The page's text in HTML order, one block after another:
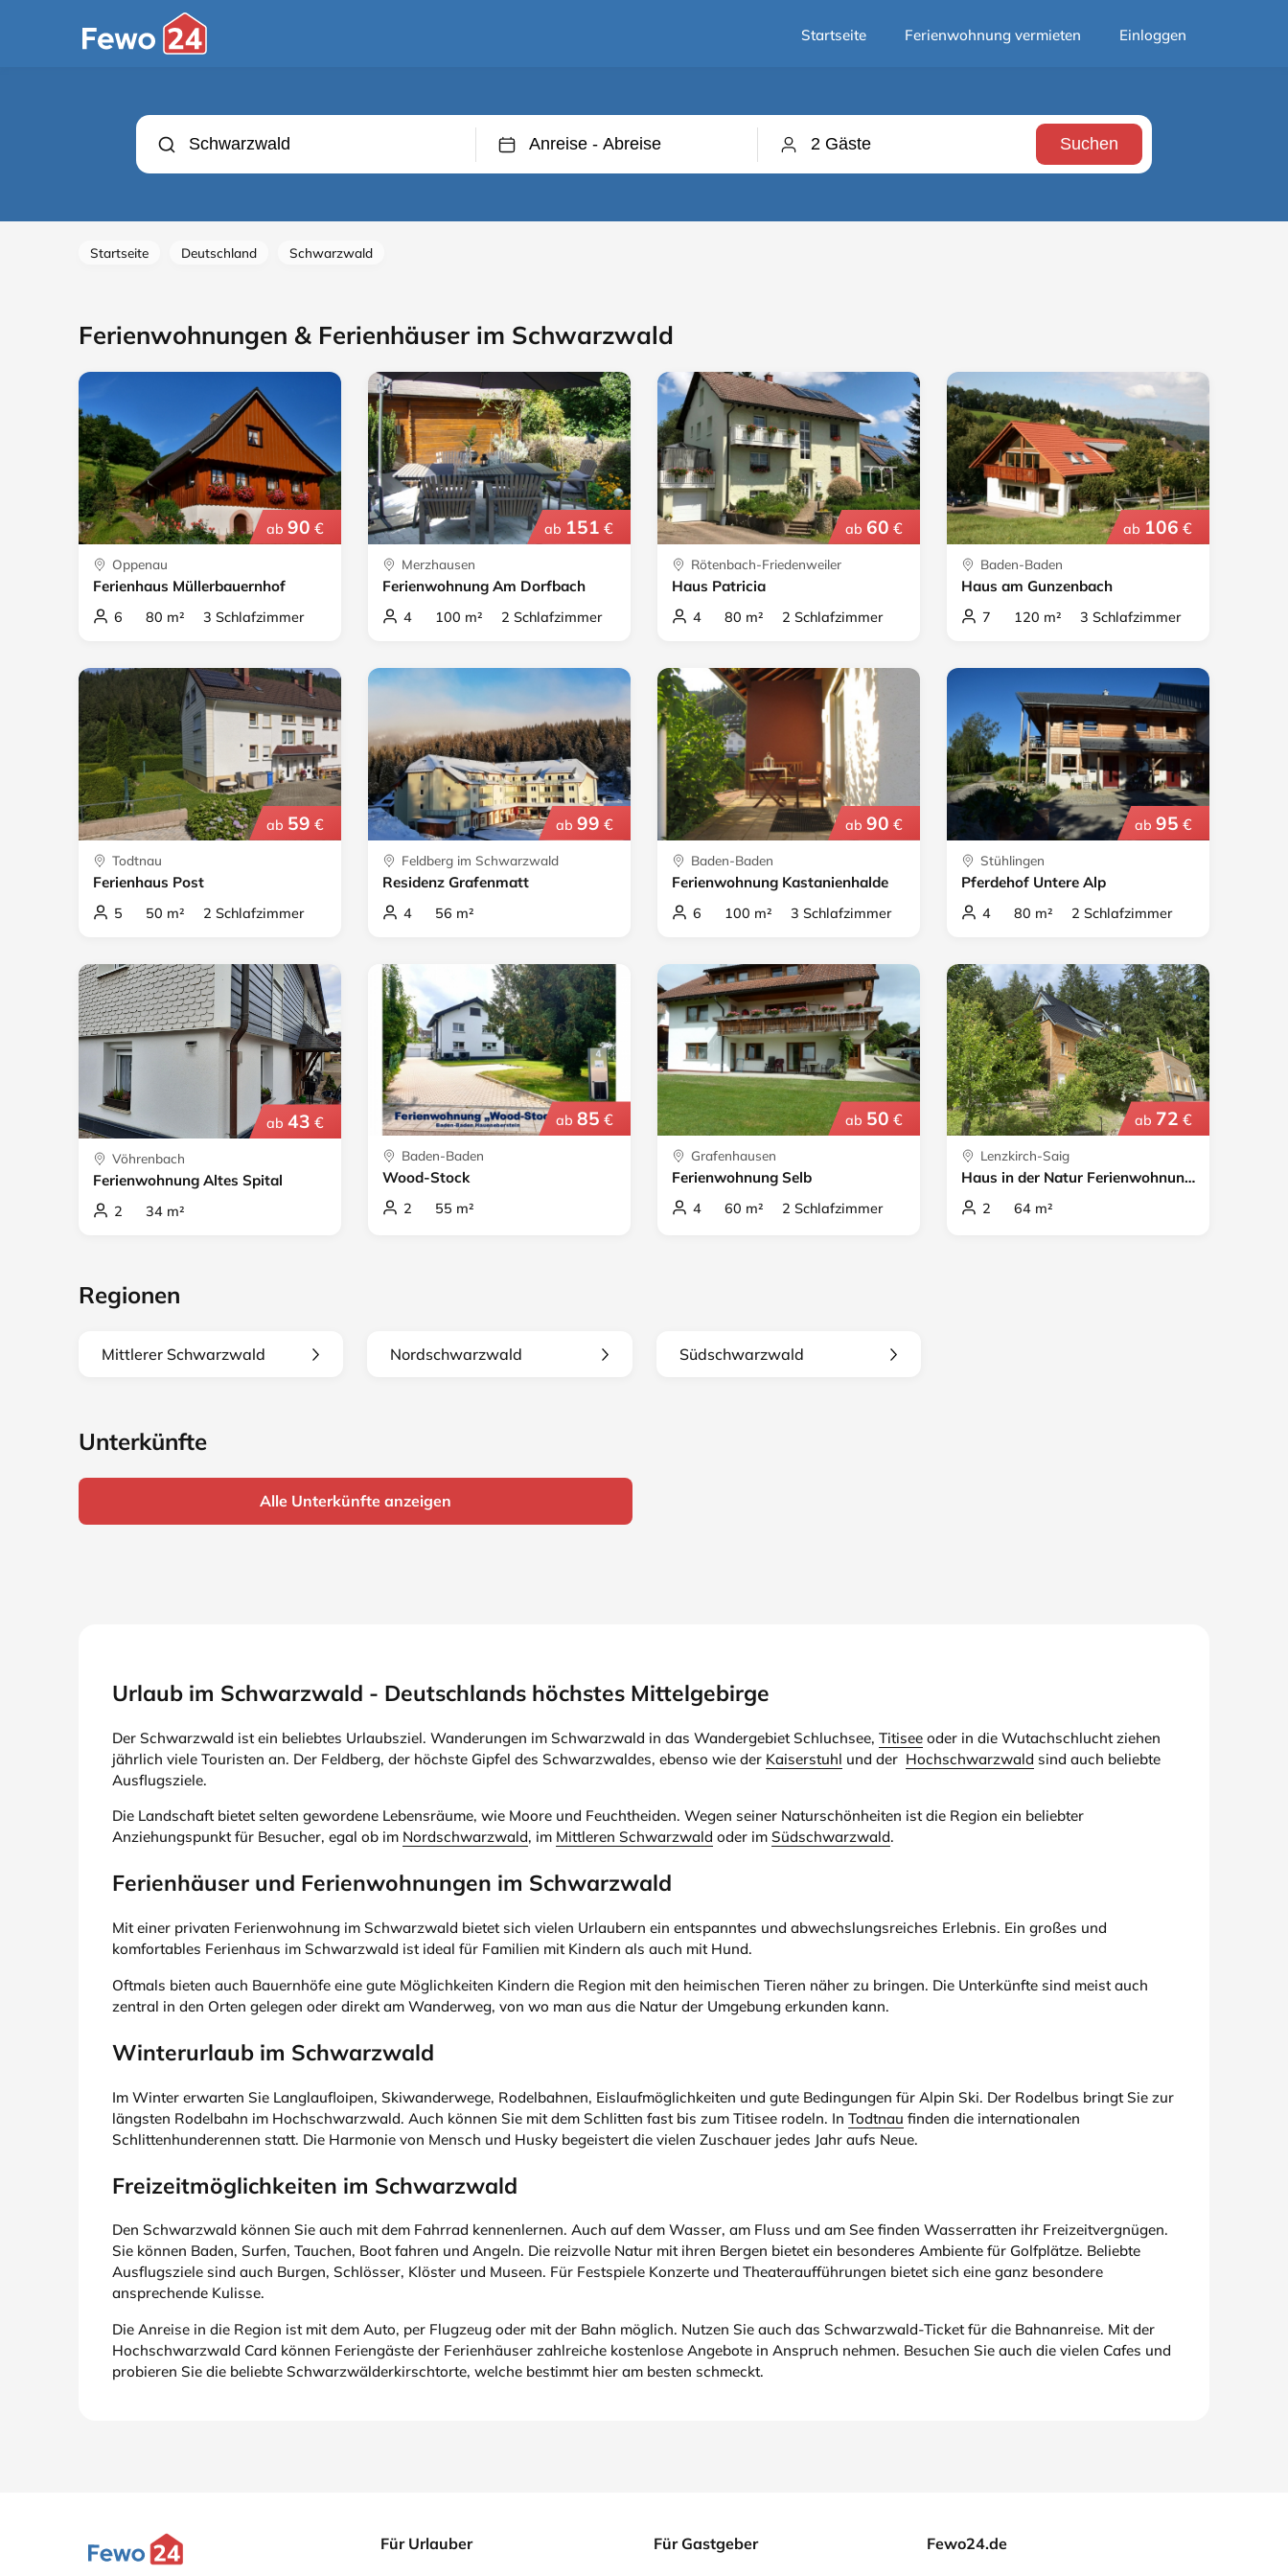
Startseite Ferienwohnung vermieten Einloggen
Suchen
Startseite Deutschland Schwarzwald
Ferienwohnungen & Ferienhäuser im Schwarzwald
ab 90 €
Oppenau
Ferienhaus Müllerbauernhof
6 80 m² 3 Schlafzimmer
ab 151 €
Merzhausen
Ferienwohnung Am Dorfbach
4 100 m² 2 Schlafzimmer
ab 60 €
Rötenbach-Friedenweiler
Haus Patricia
4 80 m² 2 Schlafzimmer
ab 106 €
Baden-Baden
Haus am Gunzenbach
7 120 m² 3 Schlafzimmer
ab 59 €
Todtnau
Ferienhaus Post
5 50 m² 2 Schlafzimmer
ab 99 €
Feldberg im Schwarzwald
Residenz Grafenmatt
4 56 m²
ab 90 €
Baden-Baden
Ferienwohnung Kastanienhalde
6 100 m² 3 Schlafzimmer
ab 95 €
Stühlingen
Pferdehof Untere Alp
4 80 m² 2 Schlafzimmer
ab 43 €
Vöhrenbach
Ferienwohnung Altes Spital
2 34 m²
ab 85 €
Baden-Baden
Wood-Stock
2 55 m²
ab 50 €
Grafenhausen
Ferienwohnung Selb
4 60 m² 2 Schlafzimmer
ab 72 €
Lenzkirch-Saig
Haus in der Natur Ferienwohnungen
2 64 m²
Regionen
Mittlerer Schwarzwald Nordschwarzwald Südschwarzwald
Unterkünfte
Alle Unterkünfte anzeigen
Urlaub im Schwarzwald - Deutschlands höchstes Mittelgebirge
Der Schwarzwald ist ein beliebtes Urlaubsziel. Wanderungen im Schwarzwald in das Wandergebiet Schluchsee, Titisee oder in die Wutachschlucht ziehen
jährlich viele Touristen an. Der Feldberg, der höchste Gipfel des Schwarzwaldes, ebenso wie der Kaiserstuhl und der Hochschwarzwald sind auch beliebte
Ausflugsziele.
Die Landschaft bietet selten gewordene Lebensräume, wie Moore und Feuchtheiden. Wegen seiner Naturschönheiten ist die Region ein beliebter
Anziehungspunkt für Besucher, egal ob im Nordschwarzwald, im Mittleren Schwarzwald oder im Südschwarzwald.
Ferienhäuser und Ferienwohnungen im Schwarzwald
Mit einer privaten Ferienwohnung im Schwarzwald bietet sich vielen Urlaubern ein entspanntes und abwechslungsreiches Erlebnis. Ein großes und
komfortables Ferienhaus im Schwarzwald ist ideal für Familien mit Kindern als auch mit Hund.
Oftmals bieten auch Bauernhöfe eine gute Möglichkeiten Kindern die Region mit den heimischen Tieren näher zu bringen. Die Unterkünfte sind meist auch
zentral in den Orten gelegen oder direkt am Wanderweg, von wo man aus die Natur der Umgebung erkunden kann.
Winterurlaub im Schwarzwald
Im Winter erwarten Sie Langlaufloipen, Skiwanderwege, Rodelbahnen, Eislaufmöglichkeiten und gute Bedingungen für Alpin Ski. Der Rodelbus bringt Sie zur
längsten Rodelbahn im Hochschwarzwald. Auch können Sie mit dem Schlitten fast bis zum Titisee rodeln. In Todtnau finden die internationalen
Schlittenhunderennen statt. Die Harmonie von Mensch und Husky begeistert die vielen Zuschauer jedes Jahr aufs Neue.
Freizeitmöglichkeiten im Schwarzwald
Den Schwarzwald können Sie auch mit dem Fahrrad kennenlernen. Auch auf dem Wasser, am Fluss und am See finden Wasserratten ihr Freizeitvergnügen.
Sie können Baden, Surfen, Tauchen, Boot fahren und Angeln. Die reizvolle Natur mit ihren Bergen bietet ein besonderes Ambiente für Golfplätze. Beliebte
Ausflugsziele sind auch Burgen, Schlösser, Klöster und Museen. Für Festspiele Konzerte und Theateraufführungen bietet sich eine ganz besondere
ansprechende Kulisse.
Die Anreise in die Region ist mit dem Auto, per Flugzeug oder mit der Bahn möglich. Nutzen Sie auch das Schwarzwald-Ticket für die Bahnanreise. Mit der
Hochschwarzwald Card können Feriengäste der Ferienhäuser zahlreiche kostenlose Angebote in Anspruch nehmen. Besuchen Sie auch die vielen Cafes und
probieren Sie die beliebte Schwarzwälderkirschtorte, welche bestimmt hier am besten schmeckt.
Für Urlauber Für Gastgeber Fewo24.de